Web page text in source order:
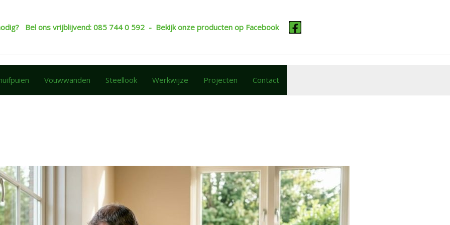
Bel ons vrijblijvend: 085 744 0 592 - Bekijk onze producten op Facebook
Vouwwanden Steellook Werkwijze Projecten Contact